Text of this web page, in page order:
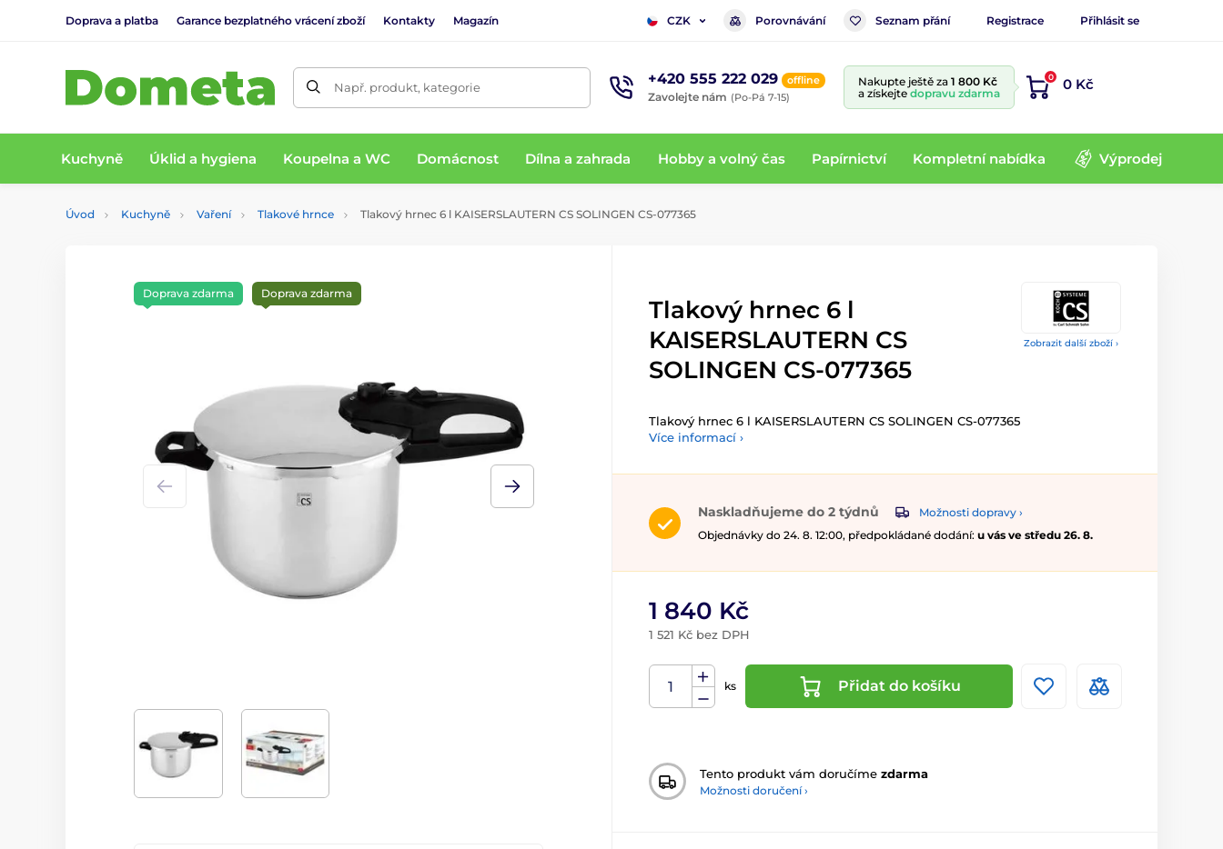
Doprava a platba Garance bezplatného vrácení zboží Kontakty Magazín CZK Porovnávání Seznam přání Registrace Přihlásit se
Např. produkt, kategorie +420 555 222 029 offline
Zavolejte nám (Po-Pá 7-15)
Nakupte ještě za 1 800 Kč
a získejte dopravu zdarma
0 0 Kč
Kuchyně Úklid a hygiena Koupelna a WC Domácnost Dílna a zahrada Hobby a volný čas Papírnictví Kompletní nabídka Výprodej
Úvod Kuchyně Vaření Tlakové hrnce Tlakový hrnec 6 l KAISERSLAUTERN CS SOLINGEN CS-077365
Zobrazit další zboží ›
Doprava zdarma Doprava zdarma
Tlakový hrnec 6 l
KAISERSLAUTERN CS
SOLINGEN CS-077365
Tlakový hrnec 6 l KAISERSLAUTERN CS SOLINGEN CS-077365
Více informací ›
Naskladňujeme do 2 týdnů
Možnosti dopravy ›
Objednávky do 24. 8. 12:00, předpokládané dodání: u vás ve středu 26. 8.
1 840 Kč
1 521 Kč bez DPH
ks Přidat do košíku
Tento produkt vám doručíme zdarma
Možnosti doručení ›